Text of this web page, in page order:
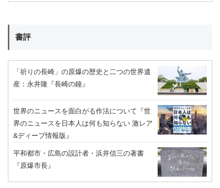
書評
「祈りの長崎」の原爆の歴史と二つの世界遺
産：永井隆『長崎の鐘』
世界のニュースを面白がる作法について『世
界のニュースを日本人は何も知らない 激レア
&ディープ情報版』
平和都市・広島の設計者・浜井信三の著書
『原爆市長』